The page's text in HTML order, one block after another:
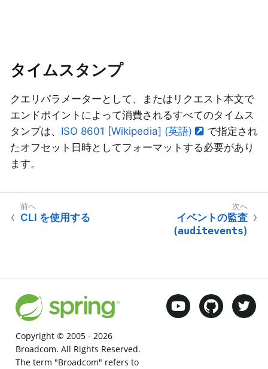
タイムスタンプ
クエリパラメーターとして、またはリクエスト本文で
エンドポイントによって消費されるすべてのタイムス
タンプは、 ISO 8601 [Wikipedia] (英語)
で指定され
たオフセット日時としてフォーマットする必要があり
ます。
CLI を使用する
イベントの監査
(auditevents)
Copyright © 2005 - 2026
Broadcom. All Rights Reserved.
The term "Broadcom" refers to